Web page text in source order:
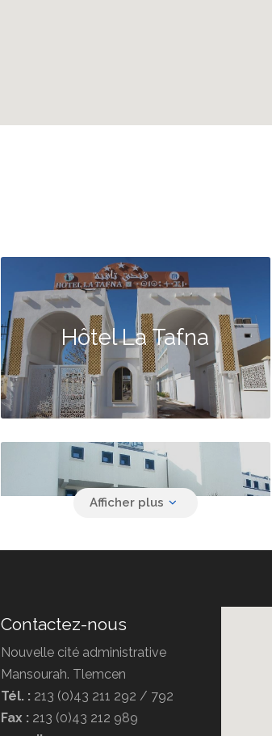
Hôtel La Tafna
Hôtel AFRICA
Contactez-nous
Nouvelle cité administrative
Mansourah. Tlemcen
Tél. : 213 (0)43 211 292 / 792
Fax : 213 (0)43 212 989